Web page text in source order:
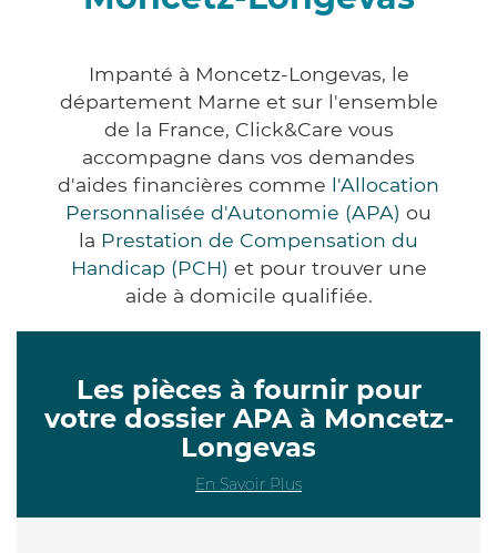
Impanté à Moncetz-Longevas, le
département Marne et sur l'ensemble
de la France, Click&Care vous
accompagne dans vos demandes
d'aides financières comme l'Allocation
Personnalisée d'Autonomie (APA) ou
la Prestation de Compensation du
Handicap (PCH) et pour trouver une
aide à domicile qualifiée.
Les pièces à fournir pour
votre dossier APA à Moncetz-
Longevas
En Savoir Plus